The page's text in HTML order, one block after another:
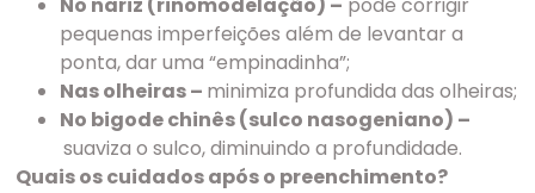
No nariz (rinomodelação) – pode corrigir
pequenas imperfeições além de levantar a
ponta, dar uma “empinadinha”;
Nas olheiras – minimiza profundida das olheiras;
No bigode chinês (sulco nasogeniano) –
suaviza o sulco, diminuindo a profundidade.
Quais os cuidados após o preenchimento?